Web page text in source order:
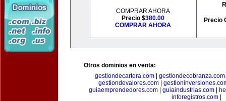
COMPRAR AHORA
Precio $380.00
COMPRAR AHORA
Precio
Otros dominios en venta:
gestiondecartera.com| gestiondecobranza.com
gestiondevalores.com|
guiaemprendedores.com
guiaindustrias.com
inforegistros.com|